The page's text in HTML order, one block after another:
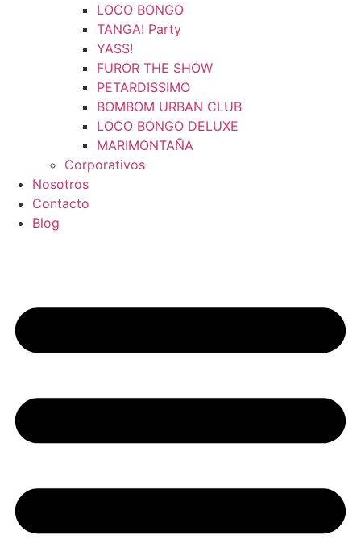
LOCO BONGO
TANGA! Party
YASS!
FUROR THE SHOW
PETARDISSIMO
BOMBOM URBAN CLUB
LOCO BONGO DELUXE
MARIMONTAÑA
Corporativos
Nosotros
Contacto
Blog